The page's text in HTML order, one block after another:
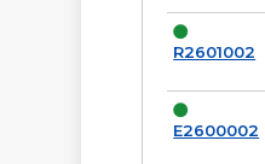
R2601002
E2600002